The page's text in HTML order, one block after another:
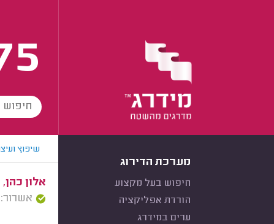
מערכת הדירוג
חיפוש בעל מקצוע
הורדת אפליקציה
ערים במידרג
שיפוץ
אלון
אשרור: 04/12/2025